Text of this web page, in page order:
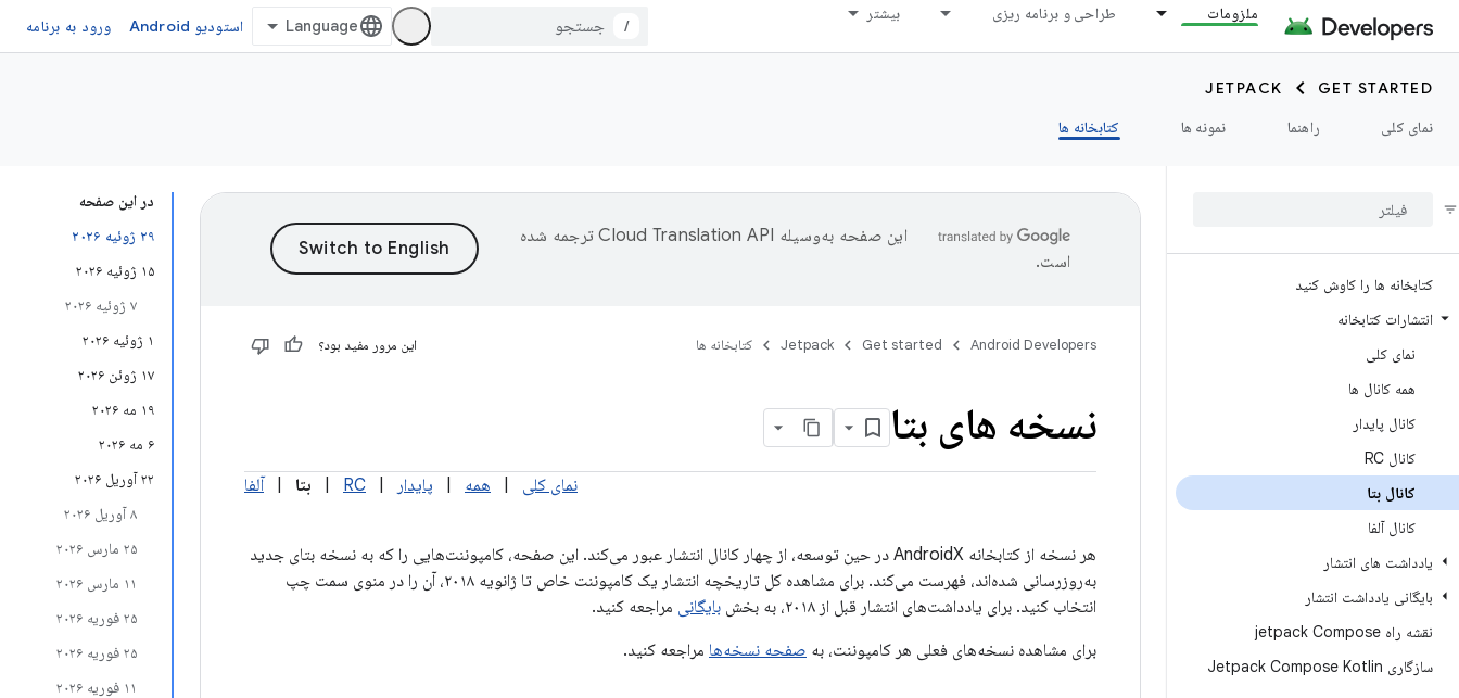
ملزومات طراحی و برنامه ریزی بیشتر
/ استودیو Android ورود به برنامه
GET STARTED
JETPACK
نمای کلی
راهنما نمونه ها کتابخانه ها
کتابخانه ها را کاوش کنید
انتشارات کتابخانه
نمای کلی
همه کانال ها
کانال پایدار
کانال RC
کانال بتا
کانال آلفا
یادداشت های انتشار
بایگانی یادداشت انتشار
نقشه راه jetpack Compose
سازگاری Jetpack Compose Kotlin
در این صفحه
۲۹ ژوئیه ۲۰۲۶
۱۵ ژوئیه ۲۰۲۶
۷ ژوئیه ۲۰۲۶
۱ ژوئیه ۲۰۲۶
۱۷ ژوئن ۲۰۲۶
۱۹ مه ۲۰۲۶
۶ مه ۲۰۲۶
۲۲ آوریل ۲۰۲۶
۸ آوریل ۲۰۲۶
۲۵ مارس ۲۰۲۶
۱۱ مارس ۲۰۲۶
۲۵ فوریه ۲۰۲۶
۲۵ فوریه ۲۰۲۶
۱۱ فوریه ۲۰۲۶
این صفحه به‌وسیله
ترجمه شده
است.
Android Developers
Get started
Jetpack کتابخانه ها این مرور مفید بود؟
نسخه های بتا
نمای کلی همه پایدار RC بتا آلفا
هر نسخه از کتابخانه AndroidX در حین توسعه، از چهار کانال انتشار عبور می‌کند. این صفحه، کامپوننت‌هایی را که به نسخه بتای جدید
به‌روزرسانی شده‌اند، فهرست می‌کند. برای مشاهده کل تاریخچه انتشار یک کامپوننت خاص تا ژانویه ۲۰۱۸، آن را در منوی سمت چپ
انتخاب کنید. برای یادداشت‌های انتشار قبل از ۲۰۱۸، به بخش
بایگانی مراجعه کنید.
برای مشاهده نسخه‌های فعلی هر کامپوننت، به صفحه نسخه‌ها مراجعه کنید.